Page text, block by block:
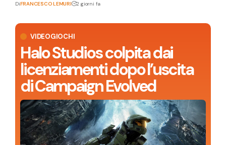
VIDEOGIOCHI
Halo Studios colpita dai
licenziamenti dopo l’uscita
di Campaign Evolved
DiFRANCESCO LEMURI 2 giorni fa